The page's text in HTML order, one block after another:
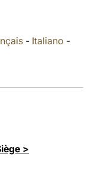
- Italiano -
>